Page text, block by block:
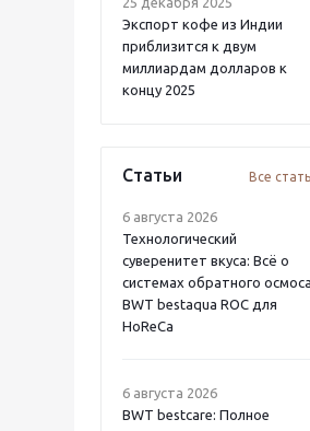
Экспорт кофе из Индии
приблизится к двум
миллиардам долларов к
концу 2025
Статьи Все
6 августа 2026
Технологический
суверенитет вкуса: Всё о
системах обратного осмоса
BWT bestaqua ROC для
HoReCa
6 августа 2026
BWT bestcare: Полное